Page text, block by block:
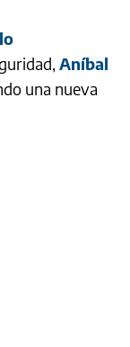
Aníbal
una nueva